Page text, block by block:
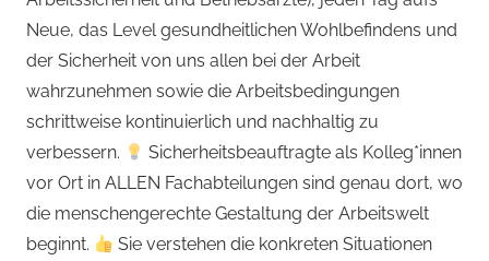
Neue, das Level gesundheitlichen Wohlbefindens und
der Sicherheit von uns allen bei der Arbeit
wahrzunehmen sowie die Arbeitsbedingungen
schrittweise kontinuierlich und nachhaltig zu
verbessern.
Sicherheitsbeauftragte als Kolleg*innen
vor Ort in ALLEN Fachabteilungen sind genau dort, wo
die menschengerechte Gestaltung der Arbeitswelt
beginnt.
Sie verstehen die konkreten Situationen